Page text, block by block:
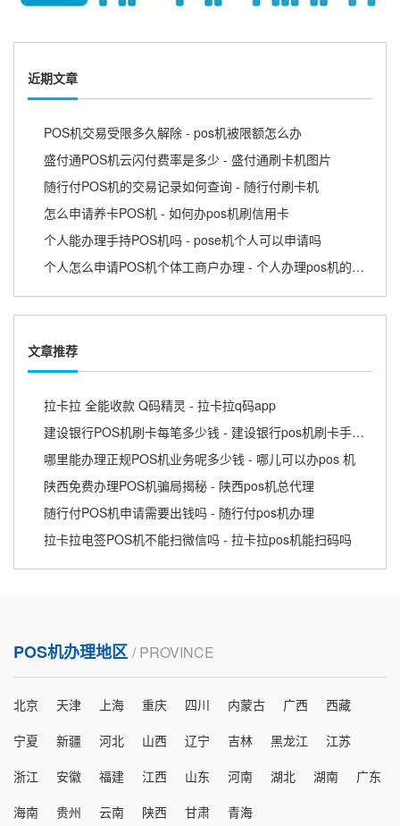
近期文章
POS机交易受限多久解除 - pos机被限额怎么办
盛付通POS机云闪付费率是多少 - 盛付通刷卡机图片
随行付POS机的交易记录如何查询 - 随行付刷卡机
怎么申请养卡POS机 - 如何办pos机刷信用卡
个人能办理手持POS机吗 - pose机个人可以申请吗
个人怎么申请POS机个体工商户办理 - 个人办理pos机的流程
文章推荐
拉卡拉 全能收款 Q码精灵 - 拉卡拉q码app
建设银行POS机刷卡每笔多少钱 - 建设银行pos机刷卡手续费怎么算
哪里能办理正规POS机业务呢多少钱 - 哪儿可以办pos 机
陕西免费办理POS机骗局揭秘 - 陕西pos机总代理
随行付POS机申请需要出钱吗 - 随行付pos机办理
拉卡拉电签POS机不能扫微信吗 - 拉卡拉pos机能扫码吗
POS机办理地区 / PROVINCE
北京 天津 上海 重庆 四川 内蒙古 广西
西藏
宁夏
新疆 河北 山西 辽宁 吉林 黑龙江
江苏
浙江
安徽 福建 江西 山东 河南 湖北 湖南
广东
海南
贵州 云南 陕西 甘肃 青海